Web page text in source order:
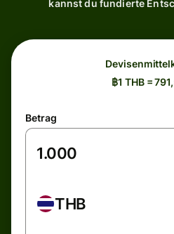
kannst du fundierte
฿1 THB =
Betrag
THB